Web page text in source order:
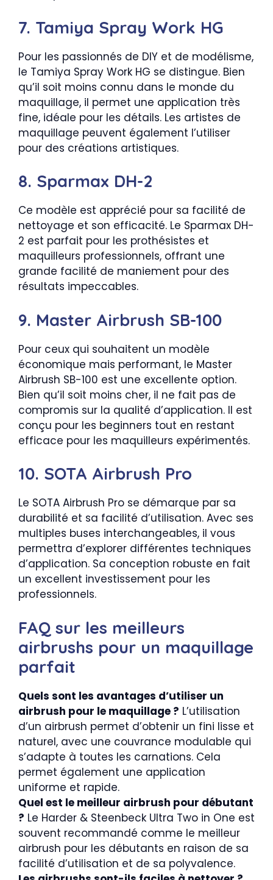
7. Tamiya Spray Work HG
Pour les passionnés de DIY et de modélisme,
le Tamiya Spray Work HG se distingue. Bien
qu’il soit moins connu dans le monde du
maquillage, il permet une application très
fine, idéale pour les détails. Les artistes de
maquillage peuvent également l’utiliser
pour des créations artistiques.
8. Sparmax DH-2
Ce modèle est apprécié pour sa facilité de
nettoyage et son efficacité. Le Sparmax DH-
2 est parfait pour les prothésistes et
maquilleurs professionnels, offrant une
grande facilité de maniement pour des
résultats impeccables.
9. Master Airbrush SB-100
Pour ceux qui souhaitent un modèle
économique mais performant, le Master
Airbrush SB-100 est une excellente option.
Bien qu’il soit moins cher, il ne fait pas de
compromis sur la qualité d’application. Il est
conçu pour les beginners tout en restant
efficace pour les maquilleurs expérimentés.
10. SOTA Airbrush Pro
Le SOTA Airbrush Pro se démarque par sa
durabilité et sa facilité d’utilisation. Avec ses
multiples buses interchangeables, il vous
permettra d’explorer différentes techniques
d’application. Sa conception robuste en fait
un excellent investissement pour les
professionnels.
FAQ sur les meilleurs
airbrushs pour un maquillage
parfait
Quels sont les avantages d’utiliser un
airbrush pour le maquillage ? L’utilisation
d’un airbrush permet d’obtenir un fini lisse et
naturel, avec une couvrance modulable qui
s’adapte à toutes les carnations. Cela
permet également une application
uniforme et rapide.
Quel est le meilleur airbrush pour débutant
? Le Harder & Steenbeck Ultra Two in One est
souvent recommandé comme le meilleur
airbrush pour les débutants en raison de sa
facilité d’utilisation et de sa polyvalence.